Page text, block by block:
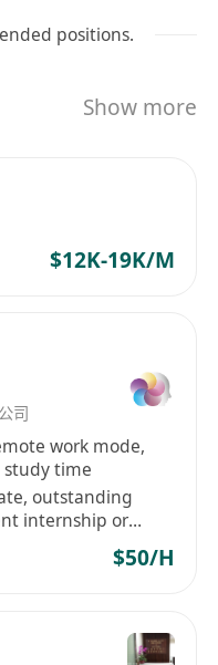
保安全及準時送達
保密性
及外勤經驗
具基本溝通能力
positions.
Show more
$12K-19K/M
司
work mode,
time
outstanding
internship or
$50/H